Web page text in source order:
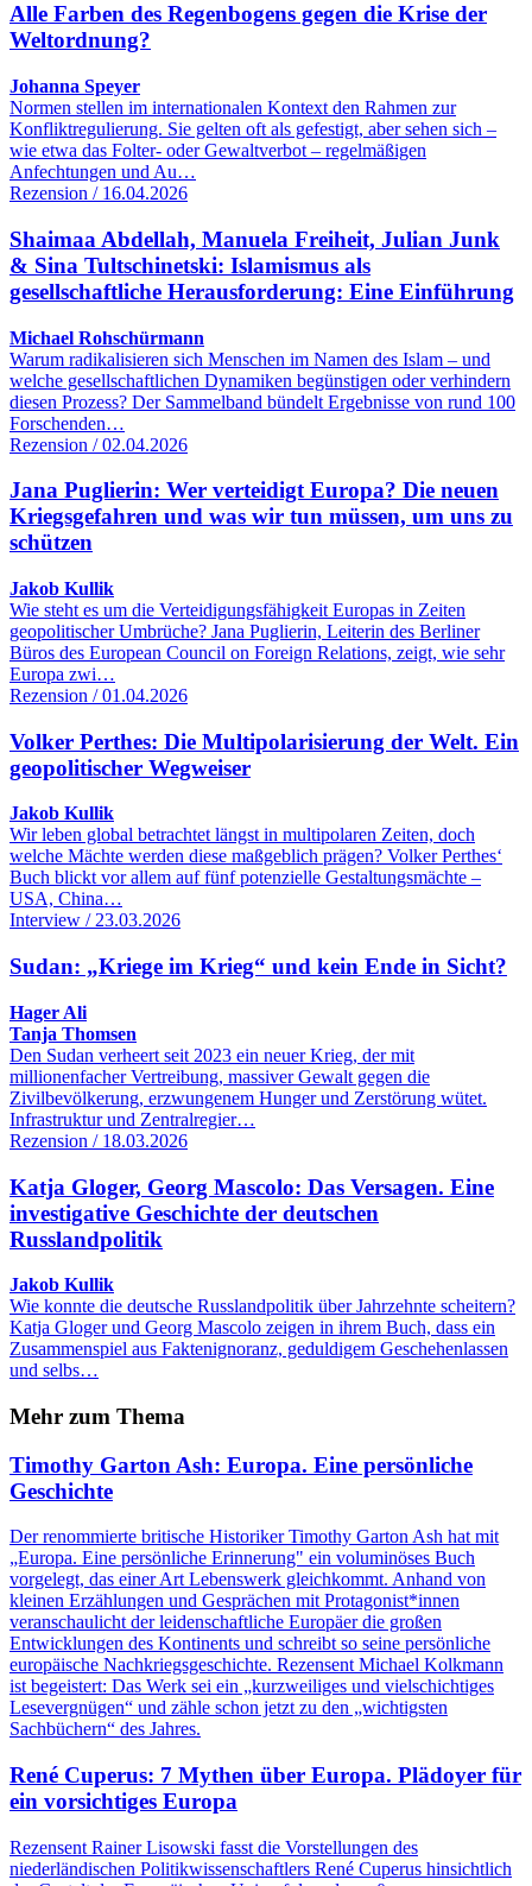
Alle Farben des Regenbogens gegen die Krise der
Weltordnung?
Johanna Speyer
Normen stellen im internationalen Kontext den Rahmen zur
Konfliktregulierung. Sie gelten oft als gefestigt, aber sehen sich –
wie etwa das Folter- oder Gewaltverbot – regelmäßigen
Anfechtungen und Au…
Rezension / 16.04.2026
Shaimaa Abdellah, Manuela Freiheit, Julian Junk
& Sina Tultschinetski: Islamismus als
gesellschaftliche Herausforderung: Eine Einführung
Michael Rohschürmann
Warum radikalisieren sich Menschen im Namen des Islam – und
welche gesellschaftlichen Dynamiken begünstigen oder verhindern
diesen Prozess? Der Sammelband bündelt Ergebnisse von rund 100
Forschenden…
Rezension / 02.04.2026
Jana Puglierin: Wer verteidigt Europa? Die neuen
Kriegsgefahren und was wir tun müssen, um uns zu
schützen
Jakob Kullik
Wie steht es um die Verteidigungsfähigkeit Europas in Zeiten
geopolitischer Umbrüche? Jana Puglierin, Leiterin des Berliner
Büros des European Council on Foreign Relations, zeigt, wie sehr
Europa zwi…
Rezension / 01.04.2026
Volker Perthes: Die Multipolarisierung der Welt. Ein
geopolitischer Wegweiser
Jakob Kullik
Wir leben global betrachtet längst in multipolaren Zeiten, doch
welche Mächte werden diese maßgeblich prägen? Volker Perthes‘
Buch blickt vor allem auf fünf potenzielle Gestaltungsmächte –
USA, China…
Interview / 23.03.2026
Sudan: „Kriege im Krieg“ und kein Ende in Sicht?
Hager Ali
Tanja Thomsen
Den Sudan verheert seit 2023 ein neuer Krieg, der mit
millionenfacher Vertreibung, massiver Gewalt gegen die
Zivilbevölkerung, erzwungenem Hunger und Zerstörung wütet.
Infrastruktur und Zentralregier…
Rezension / 18.03.2026
Katja Gloger, Georg Mascolo: Das Versagen. Eine
investigative Geschichte der deutschen
Russlandpolitik
Jakob Kullik
Wie konnte die deutsche Russlandpolitik über Jahrzehnte scheitern?
Katja Gloger und Georg Mascolo zeigen in ihrem Buch, dass ein
Zusammenspiel aus Faktenignoranz, geduldigem Geschehenlassen
und selbs…
Mehr zum Thema
Timothy Garton Ash: Europa. Eine persönliche
Geschichte
Der renommierte britische Historiker Timothy Garton Ash hat mit
„Europa. Eine persönliche Erinnerung" ein voluminöses Buch
vorgelegt, das einer Art Lebenswerk gleichkommt. Anhand von
kleinen Erzählungen und Gesprächen mit Protagonist*innen
veranschaulicht der leidenschaftliche Europäer die großen
Entwicklungen des Kontinents und schreibt so seine persönliche
europäische Nachkriegsgeschichte. Rezensent Michael Kolkmann
ist begeistert: Das Werk sei ein „kurzweiliges und vielschichtiges
Lesevergnügen“ und zähle schon jetzt zu den „wichtigsten
Sachbüchern“ des Jahres.
René Cuperus: 7 Mythen über Europa. Plädoyer für
ein vorsichtiges Europa
Rezensent Rainer Lisowski fasst die Vorstellungen des
niederländischen Politikwissenschaftlers René Cuperus hinsichtlich